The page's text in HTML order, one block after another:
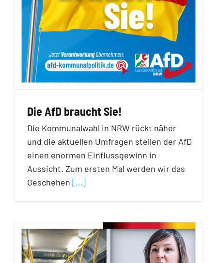
Die AfD braucht Sie!
Die Kommunalwahl in NRW rückt näher
und die aktuellen Umfragen stellen der AfD
einen enormen Einflussgewinn in
Aussicht. Zum ersten Mal werden wir das
Geschehen […]